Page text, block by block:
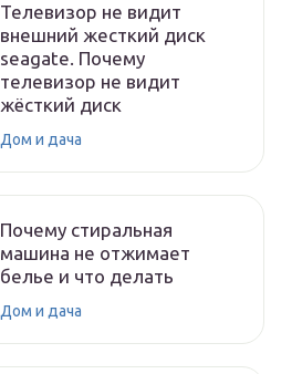
Телевизор не видит
внешний жесткий диск
seagate. Почему
телевизор не видит
жёсткий диск
Дом и дача
Почему стиральная
машина не отжимает
белье и что делать
Дом и дача